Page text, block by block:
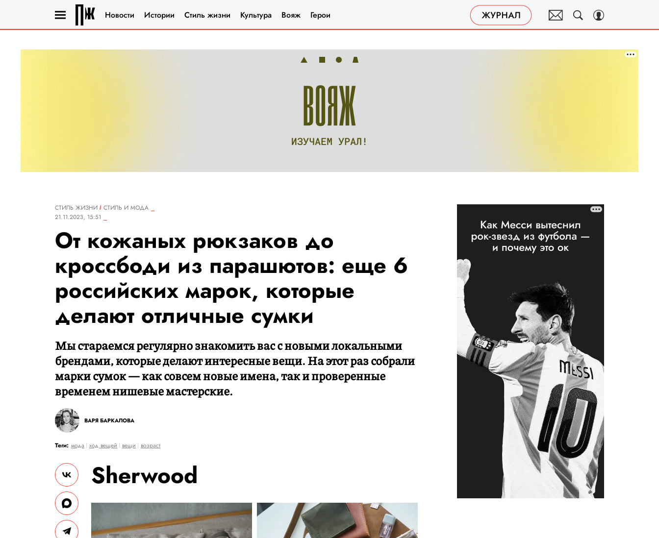
Новости Истории Стиль жизни Культура Вояж Герои
СТИЛЬ ЖИЗНИ
СТИЛЬ И МОДА
21.11.2023, 15:51
От кожаных рюкзаков до
кроссбоди из парашютов: еще 6
российских марок, которые
делают отличные сумки
Мы стараемся регулярно знакомить вас с новыми локальными
брендами, которые делают интересные вещи. На этот раз собрали
марки сумок — как совсем новые имена, так и проверенные
временем нишевые мастерские.
ВАРЯ БАРКАЛОВА
Теги: мода ход вещей вещи возраст
Sherwood